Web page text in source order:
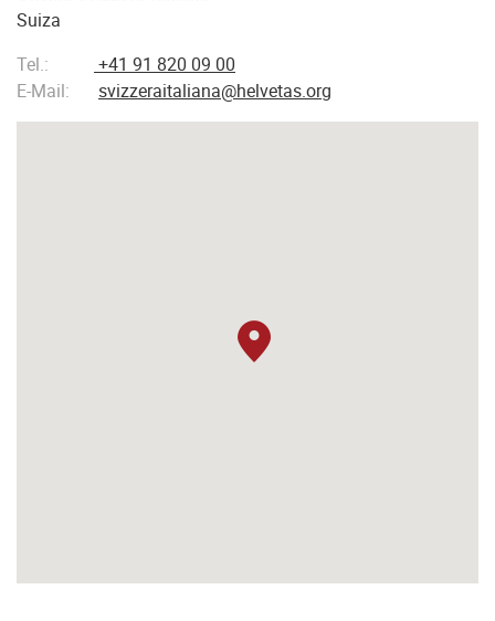
Suiza
Tel.:
+41 91 820 09 00
E-Mail:
svizzeraitaliana@helvetas.org